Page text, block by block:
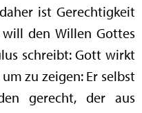
ist Gerechtigkeit
den Willen Gottes
schreibt: Gott wirkt
zu zeigen: Er selbst
gerecht, der aus